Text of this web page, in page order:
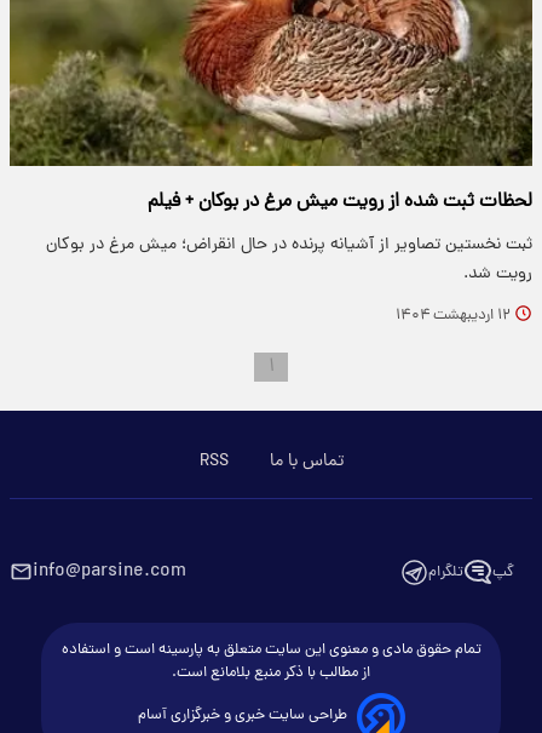
لحظات ثبت شده از رویت میش مرغ در بوکان + فیلم
ثبت نخستین تصاویر از آشیانه پرنده در حال انقراض؛ میش مرغ در بوکان
رویت شد.
۱۲ اردیبهشت ۱۴۰۴
۱
تماس با ما RSS
گپ تلگرام info@parsine.com
تمام حقوق مادی و معنوی این سایت متعلق به پارسینه است و استفاده
از مطالب با ذکر منبع بلامانع است.
طراحی سایت خبری و خبرگزاری آسام